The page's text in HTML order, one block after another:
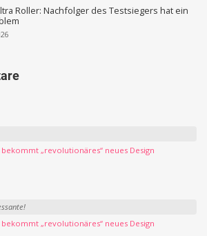
Roller: Nachfolger des Testsiegers hat ein
„revolutionäres“ neues Design
„revolutionäres“ neues Design